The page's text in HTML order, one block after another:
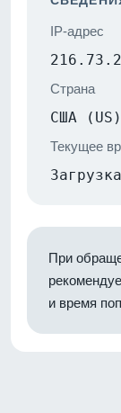
IP-адрес
Страна
США (US)
Текущее
При
и время